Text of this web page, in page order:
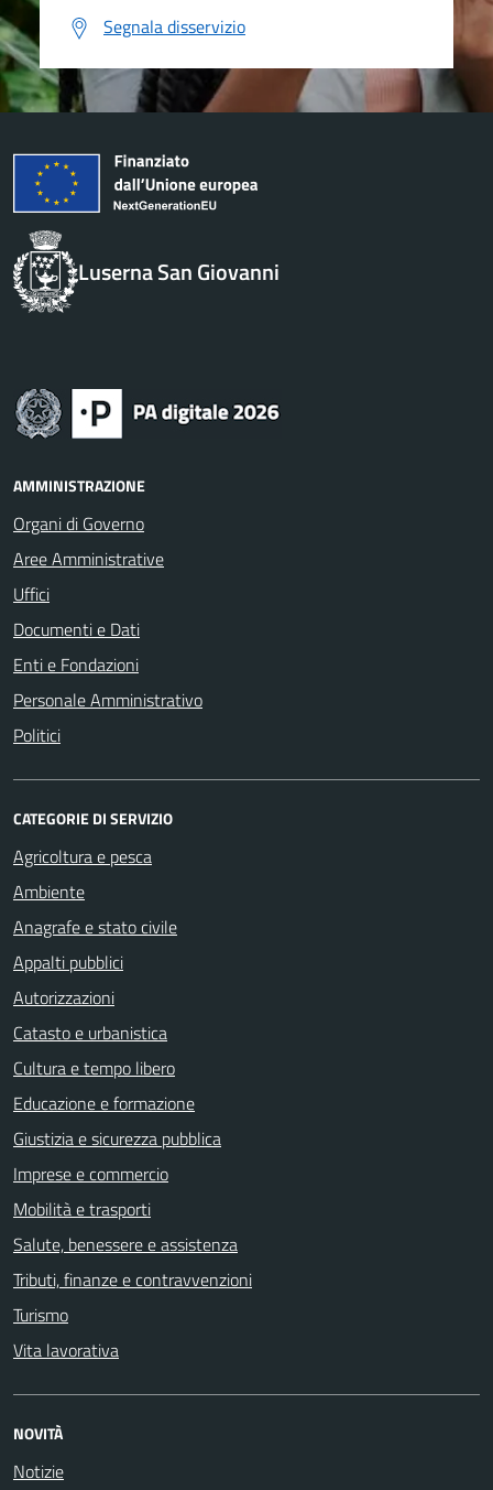
Segnala disservizio
Luserna San Giovanni
AMMINISTRAZIONE
Organi di Governo
Aree Amministrative
Uffici
Documenti e Dati
Enti e Fondazioni
Personale Amministrativo
Politici
CATEGORIE DI SERVIZIO
Agricoltura e pesca
Ambiente
Anagrafe e stato civile
Appalti pubblici
Autorizzazioni
Catasto e urbanistica
Cultura e tempo libero
Educazione e formazione
Giustizia e sicurezza pubblica
Imprese e commercio
Mobilità e trasporti
Salute, benessere e assistenza
Tributi, finanze e contravvenzioni
Turismo
Vita lavorativa
NOVITÀ
Notizie